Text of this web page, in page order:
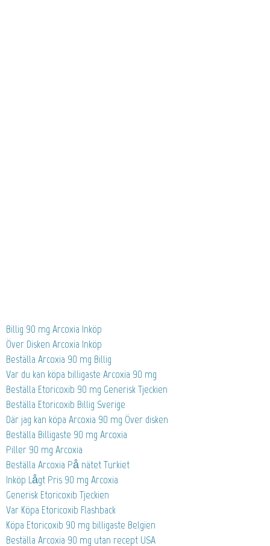
Billig 90 mg Arcoxia Inköp
Över Disken Arcoxia Inköp
Beställa Arcoxia 90 mg Billig
Var du kan köpa billigaste Arcoxia 90 mg
Beställa Etoricoxib 90 mg Generisk Tjeckien
Beställa Etoricoxib Billig Sverige
Där jag kan köpa Arcoxia 90 mg Över disken
Beställa Billigaste 90 mg Arcoxia
Piller 90 mg Arcoxia
Beställa Arcoxia På nätet Turkiet
Inköp Lågt Pris 90 mg Arcoxia
Generisk Etoricoxib Tjeckien
Var Köpa Etoricoxib Flashback
Köpa Etoricoxib 90 mg billigaste Belgien
Beställa Arcoxia 90 mg utan recept USA